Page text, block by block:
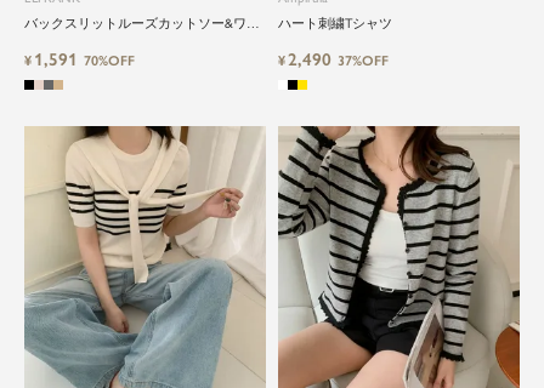
バックスリットルーズカットソー&ワイ
¥ 1,591 70%OFF
ハート刺繍Tシャツ
¥2,490 37%OFF